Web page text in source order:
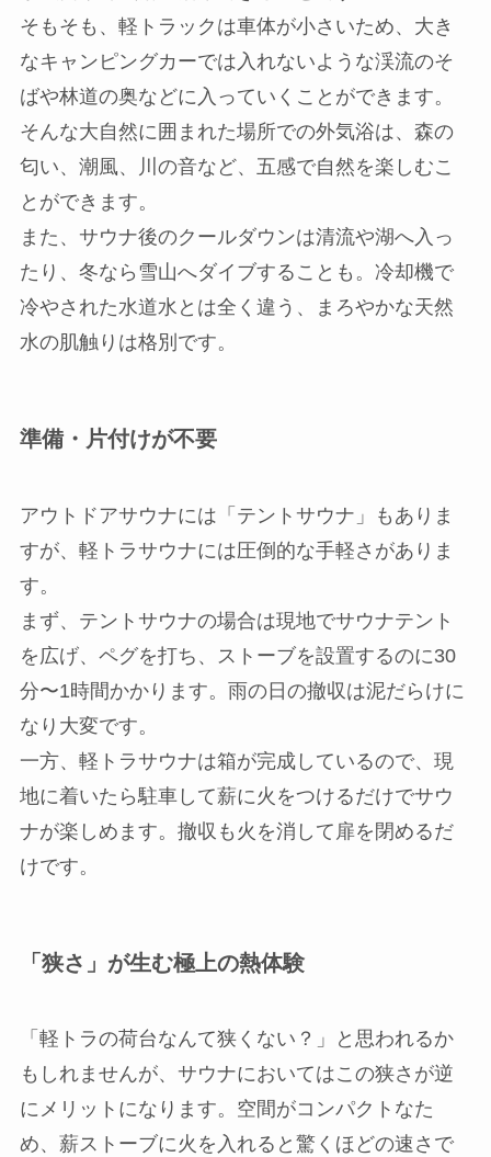
そもそも、軽トラックは車体が小さいため、大き
なキャンピングカーでは入れないような渓流のそ
ばや林道の奥などに入っていくことができます。
そんな大自然に囲まれた場所での外気浴は、森の
匂い、潮風、川の音など、五感で自然を楽しむこ
とができます。
また、サウナ後のクールダウンは清流や湖へ入っ
たり、冬なら雪山へダイブすることも。冷却機で
冷やされた水道水とは全く違う、まろやかな天然
水の肌触りは格別です。
準備・片付けが不要
アウトドアサウナには「テントサウナ」もありま
すが、軽トラサウナには圧倒的な手軽さがありま
す。
まず、テントサウナの場合は現地でサウナテント
を広げ、ペグを打ち、ストーブを設置するのに30
分〜1時間かかります。雨の日の撤収は泥だらけに
なり大変です。
一方、軽トラサウナは箱が完成しているので、現
地に着いたら駐車して薪に火をつけるだけでサウ
ナが楽しめます。撤収も火を消して扉を閉めるだ
けです。
「狭さ」が生む極上の熱体験
「軽トラの荷台なんて狭くない？」と思われるか
もしれませんが、サウナにおいてはこの狭さが逆
にメリットになります。空間がコンパクトなた
め、薪ストーブに火を入れると驚くほどの速さで